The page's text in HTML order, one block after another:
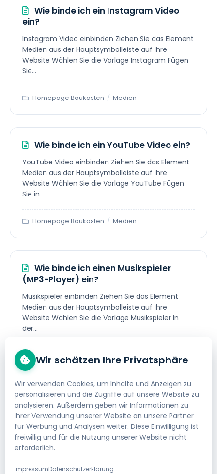
Wie binde ich ein Instagram Video
ein?
Instagram Video einbinden Ziehen Sie das Element
Medien aus der Hauptsymbolleiste auf Ihre
Website Wählen Sie die Vorlage Instagram Fügen
Sie...
Homepage Baukasten / Medien
Wie binde ich ein YouTube Video ein?
YouTube Video einbinden Ziehen Sie das Element
Medien aus der Hauptsymbolleiste auf Ihre
Website Wählen Sie die Vorlage YouTube Fügen
Sie in...
Homepage Baukasten / Medien
Wie binde ich einen Musikspieler
(MP3-Player) ein?
Musikspieler einbinden Ziehen Sie das Element
Medien aus der Hauptsymbolleiste auf Ihre
Website Wählen Sie die Vorlage Musikspieler In
der...
Homepage Baukasten Medien
Wie binde ich einen Spotify Player
ein?
Spotify Player einbinden Ziehen Sie das Element
Medien aus der Hauptsymbolleiste auf Ihre
Website Wählen Sie die Vorlage Spotify Spieler
Wir schätzen Ihre Privatsphäre
Wir verwenden Cookies, um Inhalte und Anzeigen zu
personalisieren und die Zugriffe auf unsere Website zu
analysieren. Außerdem geben wir Informationen zu
Ihrer Verwendung unserer Website an unsere Partner
für Werbung und Analysen weiter. Diese Einwilligung ist
freiwillig und für die Nutzung unserer Website nicht
erforderlich.
ImpressumDatenschutzerklärung